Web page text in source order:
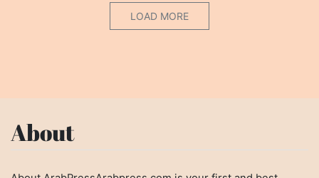
LOAD MORE
About